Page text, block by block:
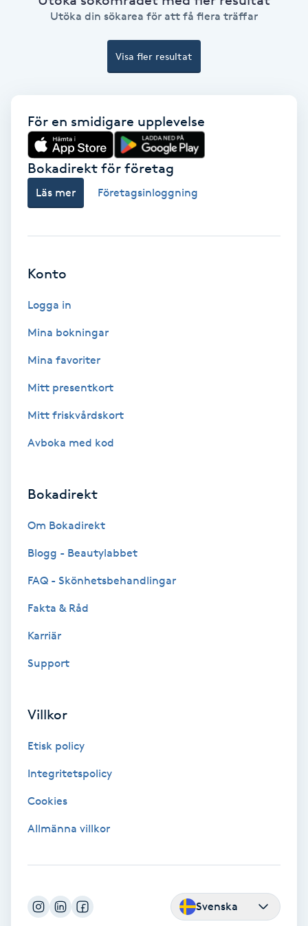
Ansiktsbehandling djuprengörande
Bambumassage
Barber
Blowout
Bottenfärg
Brynfärgning
Bröllopsuppsättning
Celluliter
Coachning
Cryoterapi
Damklippning
Diamantslipning
Utöka din sökarea för att få flera träffar
Visa fler resultat
För en smidigare upplevelse
Bokadirekt för företag
Läs mer Företagsinloggning
Konto
Logga in
Mina bokningar
Mina favoriter
Mitt presentkort
Mitt friskvårdskort
Avboka med kod
Bokadirekt
Om Bokadirekt
Blogg - Beautylabbet
FAQ - Skönhetsbehandlingar
Fakta & Råd
Karriär
Support
Villkor
Etisk policy
Integritetspolicy
Cookies
Allmänna villkor
Svenska